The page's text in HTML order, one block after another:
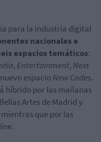
para la industria digital
nacionales e
espacios temáticos:
, Entertainment, Next
espacio New Codes.
híbrido por las mañanas
Artes de Madrid y
que por las